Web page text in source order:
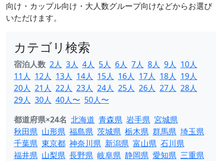
向け・カップル向け・大人数グループ向けなどからお選び
いただけます。
カテゴリ検索
宿泊人数 2人 3人 4人 5人 6人 7人 8人 9人 10人
11人 12人 13人 14人 15人 16人 17人 18人 19人
20人 21人 22人 23人 24人 25人 26人 27人 28人
29人 30人 40人〜 50人〜
都道府県×24名 北海道 青森県 岩手県 宮城県
秋田県 山形県 福島県 茨城県 栃木県 群馬県 埼玉県
千葉県 東京都 神奈川県 新潟県 富山県 石川県
福井県 山梨県 長野県 岐阜県 静岡県 愛知県 三重県